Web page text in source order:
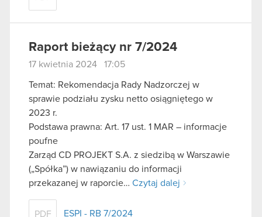
Raport bieżący nr 7/2024
17 kwietnia 2024 17:05
Temat: Rekomendacja Rady Nadzorczej w
sprawie podziału zysku netto osiągniętego w
2023 r.
Podstawa prawna: Art. 17 ust. 1 MAR – informacje
poufne
Zarząd CD PROJEKT S.A. z siedzibą w Warszawie
(„Spółka”) w nawiązaniu do informacji
przekazanej w raporcie… Czytaj dalej
PDF ESPI - RB 7/2024